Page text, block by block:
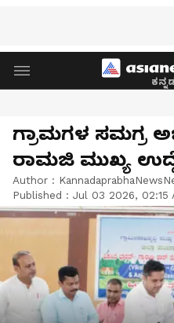
ಗ್ರಾಮಗಳ ಸಮಗ್ರ
ರಾಮಜಿ ಮುಖ್ಯ
Author :
Published : Jul 03 2026, 02:15